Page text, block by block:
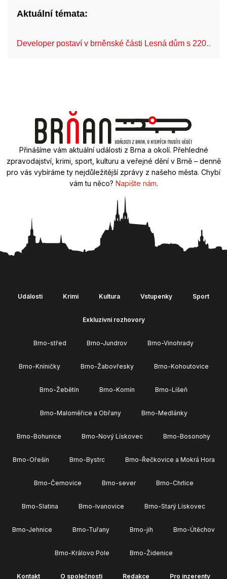
Aktuální témata:
Developer postaví v brněnské části Lesná dům s 220…
Přinášíme vám aktuální události z Brna a okolí. Přehledné
zpravodajství, krimi, sport, kulturu a veřejné dění v Brně – denně
pro vás vybíráme ty nejdůležitější zprávy z našeho města. Chybí
vám tu něco? Napište nám.
Události Krimi Kultura Vstupenky Sport
Exkluzivní rozhovory
Brno-střed Brno-Jundrov Brno-Vinohrady
Brno-Kníničky Brno-Žabovřesky Brno-Kohoutovice
Brno-Žebětín Brno-Komín Brno-Líšeň
Brno-Maloměřice a Obřany Brno-Medlánky
Brno-Bohunice Brno-Nový Lískovec Brno-Bosonohy
Brno-Ořešín Brno-Bystrc Brno-Řečkovice a Mokrá Hora
Brno-Černovice Brno-sever Brno-Chrlice
Brno-Slatina Brno-Ivanovice Brno-Starý Lískovec
Brno-Jehnice Brno-Tuřany Brno-jih Brno-Útěchov
Brno-Královo Pole Brno-Židenice
Kontakt O společnosti Redakce Pro inzerenty